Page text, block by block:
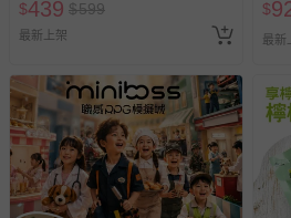
$439 $599
最新上架
$
最新